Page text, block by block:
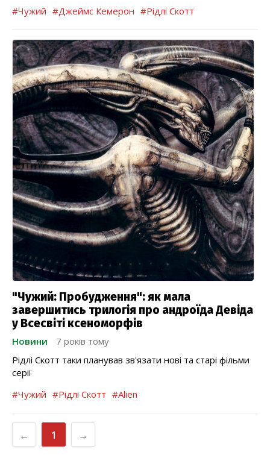
#Чужий #Джеймс Кемерон #Рідлі Скотт
"Чужий: Пробудження": як мала
завершитись трилогія про андроїда Девіда
у Всесвіті ксеноморфів
Новини
7 років тому
Рідлі Скотт таки планував зв'язати нові та старі фільми
серії
#Чужий #Рідлі Скотт #Alien
← 1 →